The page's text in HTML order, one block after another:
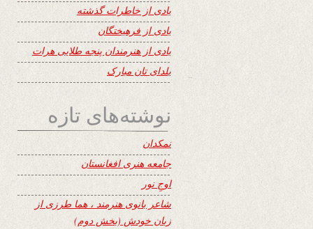
یادی از خاطرات گذشته
یادی از فرهیختگان
یادی از هنرمندان پنجه طلایی هرات
یلدای تان مبارک
نوشته‌های تازه
نمکدان
جامعه هنری افغانستان
اوجِ نور
شاعر بانوی هنرمند ، هما طرزی از
زبان خودش (بخش دوم)